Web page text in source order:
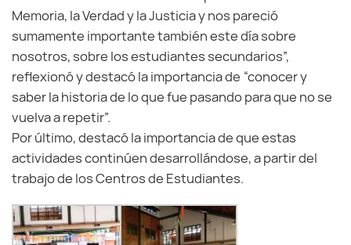
Memoria, la Verdad y la Justicia y nos pareció
sumamente importante también este día sobre
nosotros, sobre los estudiantes secundarios”,
reflexionó y destacó la importancia de “conocer y
saber la historia de lo que fue pasando para que no se
vuelva a repetir”.
Por último, destacó la importancia de que estas
actividades continúen desarrollándose, a partir del
trabajo de los Centros de Estudiantes.